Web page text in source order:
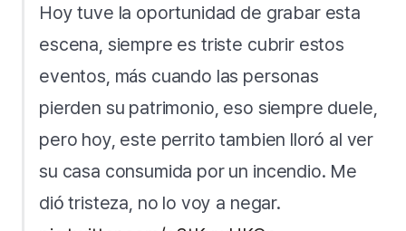
Hoy tuve la oportunidad de grabar esta
escena, siempre es triste cubrir estos
eventos, más cuando las personas
pierden su patrimonio, eso siempre duele,
pero hoy, este perrito tambien lloró al ver
su casa consumida por un incendio. Me
dió tristeza, no lo voy a negar.